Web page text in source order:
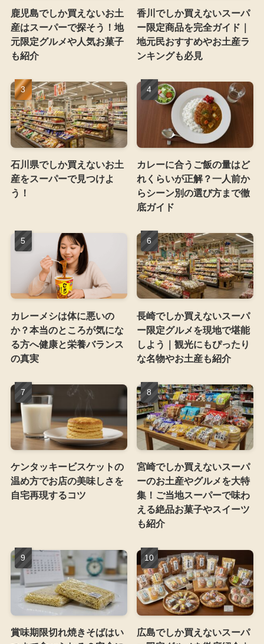
鹿児島でしか買えないお土
産はスーパーで探そう！地
元限定グルメや人気お菓子
も紹介
香川でしか買えないスーパ
ー限定商品を完全ガイド｜
地元民おすすめやお土産ラ
ンキングも必見
石川県でしか買えないお土
産をスーパーで見つけよ
う！
カレーに合うご飯の量はど
れくらいが正解？一人前か
らシーン別の選び方まで徹
底ガイド
カレーメシは体に悪いの
か？本当のところが気にな
る方へ健康と栄養バランス
の真実
長崎でしか買えないスーパ
ー限定グルメを現地で堪能
しよう｜観光にもぴったり
な名物やお土産も紹介
ケンタッキービスケットの
温め方でお店の美味しさを
自宅再現するコツ
宮崎でしか買えないスーパ
ーのお土産やグルメを大特
集！ご当地スーパーで味わ
える絶品お菓子やスイーツ
も紹介
賞味期限切れ焼きそばはい
広島でしか買えないスーパ